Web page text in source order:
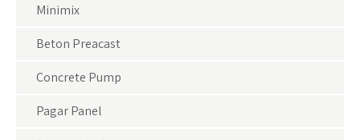
Minimix
Beton Preacast
Concrete Pump
Pagar Panel